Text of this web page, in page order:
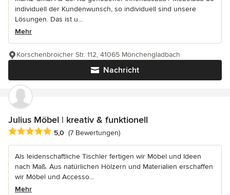
individuell der Kundenwunsch, so individuell sind unsere
Lösungen. Das ist u...
Mehr
Nachricht
Korschenbroicher Str. 112, 41065 Mönchengladbach
Julius Möbel | kreativ & funktionell
Durchschnittliche Bewertung: 5 von 5 Sternen
5,0 (7 Bewertungen)
Als leidenschaftliche Tischler fertigen wir Möbel und Ideen
nach Maß. Aus natürlichen Hölzern und Materialien erschaffen
wir Möbel und Accesso...
Mehr